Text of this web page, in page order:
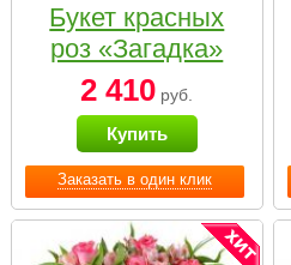
Заказать в один клик
Букет красных
роз «Загадка»
2 410 руб.
Купить